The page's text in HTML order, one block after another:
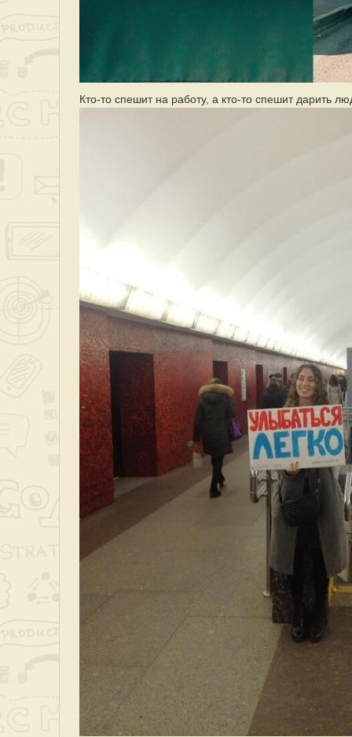
Кто-то спешит на работу, а кто-то спешит дарить